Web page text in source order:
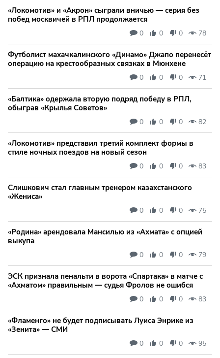
«Локомотив» и «Акрон» сыграли вничью — серия без
побед москвичей в РПЛ продолжается
0 0 0 78
Футболист махачкалинского «Динамо» Джапо перенесёт
операцию на крестообразных связках в Мюнхене
0 0 0 71
«Балтика» одержала вторую подряд победу в РПЛ,
обыграв «Крылья Советов»
0 0 0 82
«Локомотив» представил третий комплект формы в
стиле ночных поездов на новый сезон
0 0 0 83
Слишкович стал главным тренером казахстанского
«Жениса»
0 0 0 75
«Родина» арендовала Мансилью из «Ахмата» с опцией
выкупа
0 0 0 79
ЭСК признала пенальти в ворота «Спартака» в матче с
«Ахматом» правильным — судья Фролов не ошибся
0 0 0 83
«Фламенго» не будет подписывать Луиса Энрике из
«Зенита» — СМИ
0 0 0 95